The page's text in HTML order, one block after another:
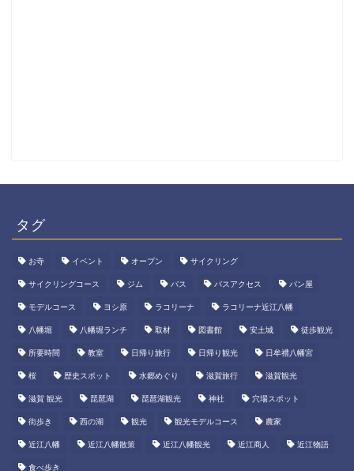
タグ
お寺 イベント オープン サイクリング
サイクリングコース ジム バス バスアクセス パン屋
モデルコース ヨシ原 ラコリーナ ラコリーナ近江八幡
八幡堀 八幡堀ランチ 取材 図書館 安土城 徒歩観光
所要時間 教室 日帰り旅行 日帰り観光 日牟禮八幡宮
桜 歴史スポット 水郷めぐり 滋賀旅行 滋賀観光
滋賀 観光 琵琶湖 琵琶湖観光 神社 穴場スポット
街歩き 西の湖 観光 観光モデルコース 農家
近江八幡 近江八幡散策 近江八幡観光 近江商人 近江物語
食べ歩き